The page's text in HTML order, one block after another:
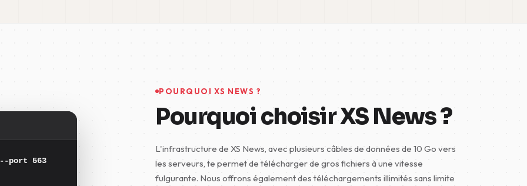
port 563
POURQUOI XS NEWS ?
Pourquoi choisir XS News ?
L'infrastructure de XS News, avec plusieurs câbles de données de 10 Go vers
les serveurs, te permet de télécharger de gros fichiers à une vitesse
fulgurante. Nous offrons également des téléchargements illimités sans limite